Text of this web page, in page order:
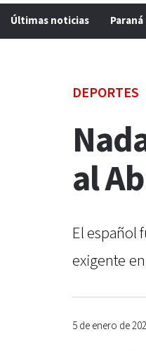
Últimas noticias Paraná
DEPORTES
al
El español
exigente
5 de enero de